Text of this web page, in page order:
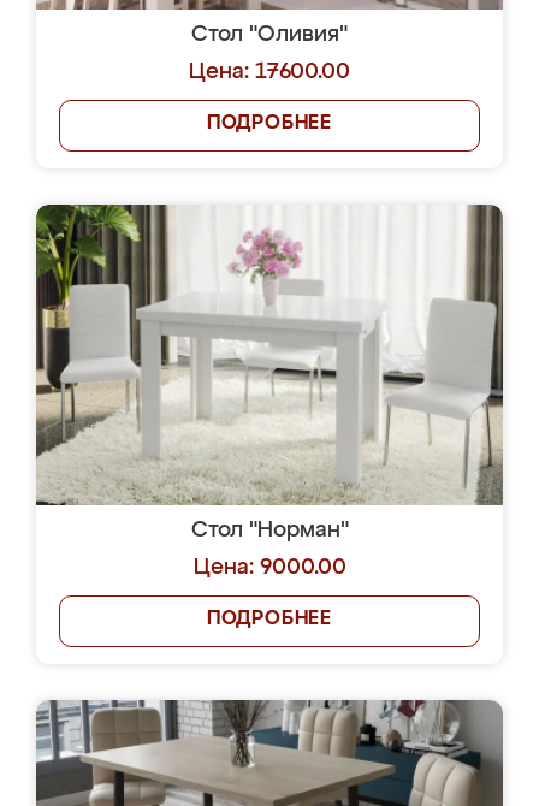
Стол "Оливия"
Цена: 17600.00
ПОДРОБНЕЕ
Стол "Норман"
Цена: 9000.00
ПОДРОБНЕЕ